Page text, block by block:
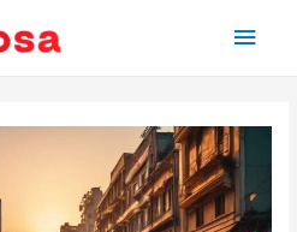
Main